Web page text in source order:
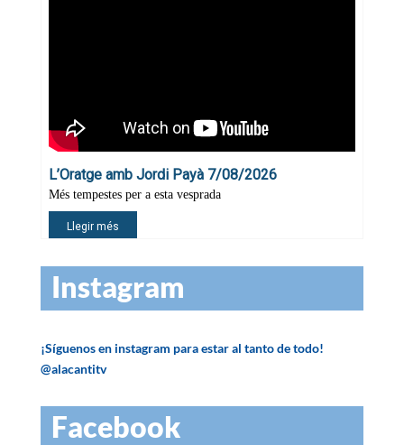
Instagram
¡Síguenos en instagram para estar al tanto de todo!
@alacantitv
Facebook